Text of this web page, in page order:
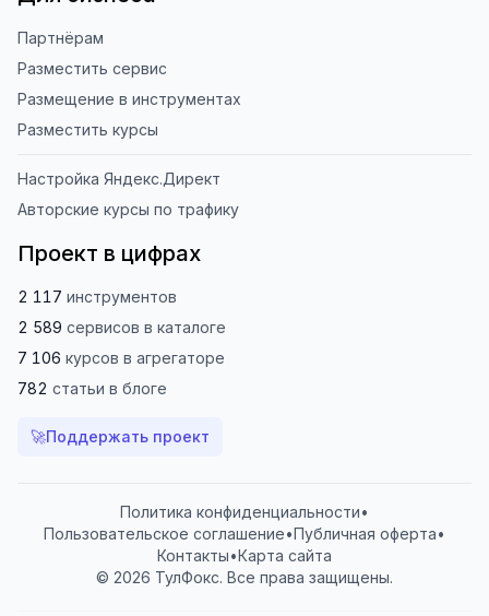
Партнёрам
Разместить сервис
Размещение в инструментах
Разместить курсы
Настройка Яндекс.Директ
Авторские курсы по трафику
Проект в цифрах
2 117 инструментов
2 589 сервисов в каталоге
7 106 курсов в агрегаторе
782 статьи в блоге
🚀Поддержать проект
Политика конфиденциальности•
Пользовательское соглашение•Публичная оферта•
Контакты•Карта сайта
© 2026 ТулФокс. Все права защищены.